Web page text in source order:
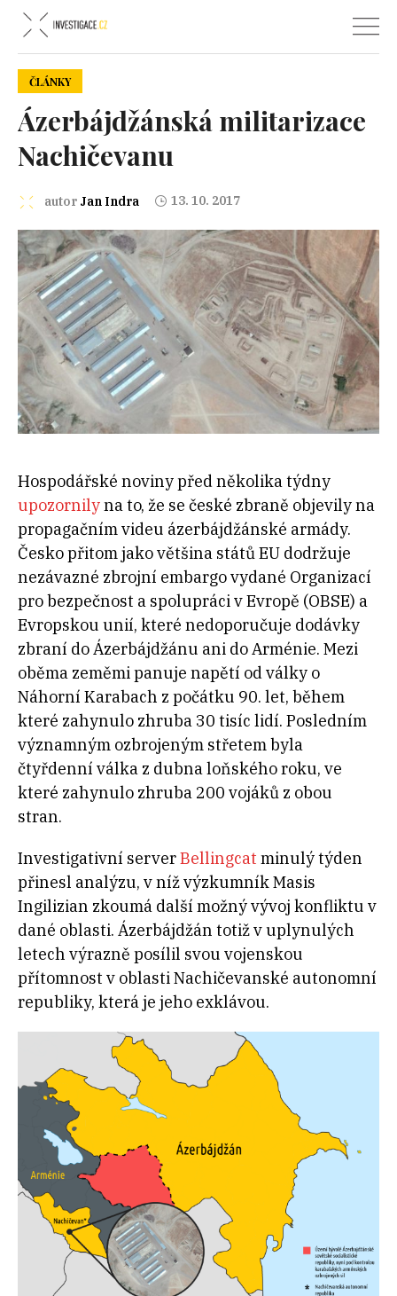
ČLÁNKY
Ázerbájdžánská militarizace
Nachičevanu
autor Jan Indra 13. 10. 2017
Hospodářské noviny před několika týdny
upozornilyna to, že se české zbraně objevily na
propagačním videu ázerbájdžánské armády.
Česko přitom jako většina států EU dodržuje
nezávazné zbrojní embargo vydané Organizací
pro bezpečnost a spolupráci v Evropě (OBSE) a
Evropskou unií, které nedoporučuje dodávky
zbraní do Ázerbájdžánu ani do Arménie. Mezi
oběma zeměmi panuje napětí od války o
Náhorní Karabach z počátku 90. let, během
které zahynulo zhruba 30 tisíc lidí. Posledním
významným ozbrojeným střetem byla
čtyřdenní válka z dubna loňského roku, ve
které zahynulo zhruba 200 vojáků z obou
stran.
Investigativní serverBellingcat minulý týden
přinesl analýzu, v níž výzkumník Masis
Ingilizian zkoumá další možný vývoj konfliktu v
dané oblasti. Ázerbájdžán totiž v uplynulých
letech výrazně posílil svou vojenskou
přítomnost v oblasti Nachičevanské autonomní
republiky, která je jeho exklávou.